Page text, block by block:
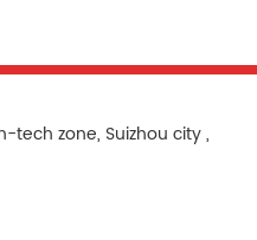
Indonesia
қазақ
tech zone, Suizhou city ,